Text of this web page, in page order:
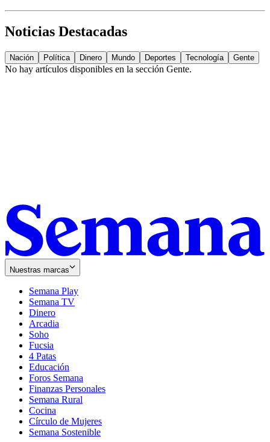
Noticias Destacadas
Nación Política Dinero Mundo Deportes Tecnología Gente
No hay artículos disponibles en la sección Gente.
Nuestras marcas
Semana Play
Semana TV
Dinero
Arcadia
Soho
in
new
window
Fucsia
in
new
window
4 Patas
Educación
Foros Semana
Finanzas Personales
Semana Rural
Cocina
Círculo de Mujeres
Semana Sostenible